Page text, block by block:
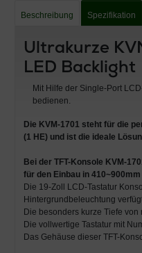
Beschreibung Spezifikation
Ultrakurze
LED Backlight
Mit Hilfe der Single-Port
bedienen.
Die KVM-1701 steht für die
(1 HE) und ist die ideale
Bei derTFT-Konsole KVM-
für den Einbau in
Die 19-Zoll LCD-Tastatur
Hintergrundbeleuchtung
Die besonders kurze Tiefe
Die vollwertige Tastatur mit
Das Gehäuse dieser TFT-